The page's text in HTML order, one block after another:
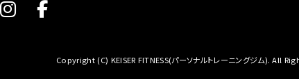
Copyright (C) KEISER FITNESS(パーソナルトレーニングジム). All